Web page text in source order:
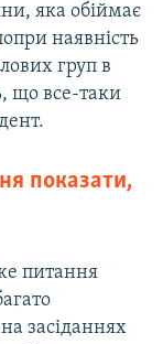
яка обіймає
наявність
груп в
що все-таки
показати,
питання
засіданнях